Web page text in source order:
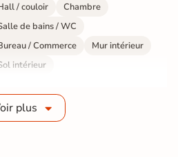
/ couloir
Chambre
de bains / WC
/ Commerce
Mur intérieur
intérieur
Grès cérame émaillé
plus